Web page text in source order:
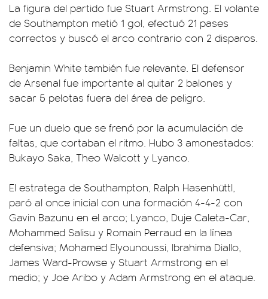
La figura del partido fue Stuart Armstrong. El volante
de Southampton metió 1 gol, efectuó 21 pases
correctos y buscó el arco contrario con 2 disparos.
Benjamin White también fue relevante. El defensor
de Arsenal fue importante al quitar 2 balones y
sacar 5 pelotas fuera del área de peligro.
Fue un duelo que se frenó por la acumulación de
faltas, que cortaban el ritmo. Hubo 3 amonestados:
Bukayo Saka, Theo Walcott y Lyanco.
El estratega de Southampton, Ralph Hasenhüttl,
paró al once inicial con una formación 4-4-2 con
Gavin Bazunu en el arco; Lyanco, Duje Caleta-Car,
Mohammed Salisu y Romain Perraud en la línea
defensiva; Mohamed Elyounoussi, Ibrahima Diallo,
James Ward-Prowse y Stuart Armstrong en el
medio; y Joe Aribo y Adam Armstrong en el ataque.